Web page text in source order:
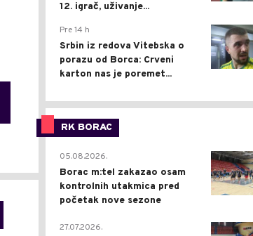
12. igrač, uživanje...
Pre 14 h
Srbin iz redova Vitebska o
porazu od Borca: Crveni
karton nas je poremet...
RK BORAC
05.08.2026.
Borac m:tel zakazao osam
kontrolnih utakmica pred
početak nove sezone
27.07.2026.